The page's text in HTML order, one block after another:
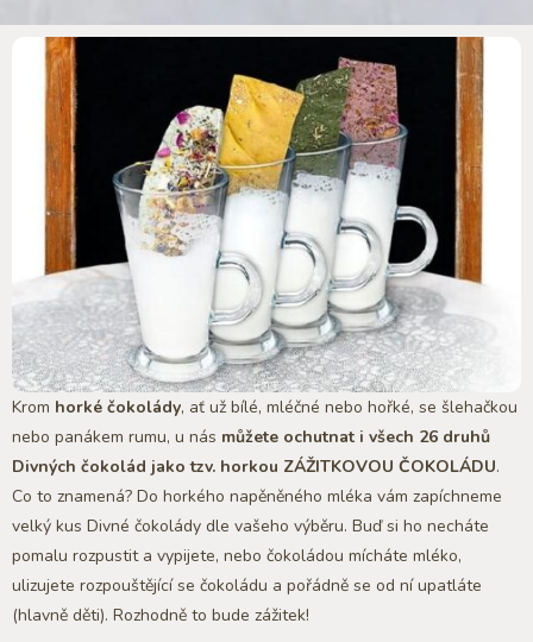
Krom horké čokolády, ať už bílé, mléčné nebo hořké, se šlehačkou
nebo panákem rumu, u nás můžete ochutnat i všech 26 druhů
Divných čokolád jako tzv. horkou ZÁŽITKOVOU ČOKOLÁDU.
Co to znamená? Do horkého napěněného mléka vám zapíchneme
velký kus Divné čokolády dle vašeho výběru. Buď si ho necháte
pomalu rozpustit a vypijete, nebo čokoládou mícháte mléko,
ulizujete rozpouštějící se čokoládu a pořádně se od ní upatláte
(hlavně děti). Rozhodně to bude zážitek!